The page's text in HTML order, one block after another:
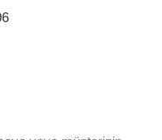
taptaze